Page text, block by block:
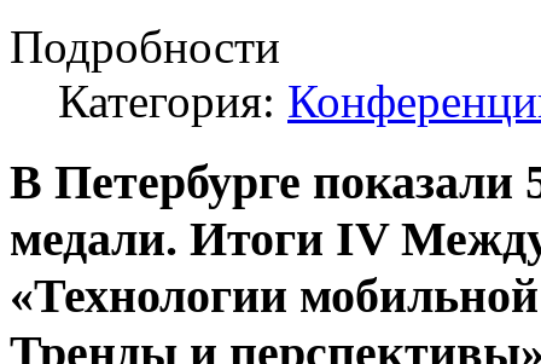
Подробности
Категория:
В Петербурге показали
медали. Итоги IV
«Технологии
Тренды и